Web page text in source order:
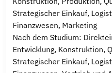
Strategischer Einkauf,
Finanzwesen, Marketing
Nach dem Studium:
Entwicklung, Konstruktion,
Strategischer Einkauf,